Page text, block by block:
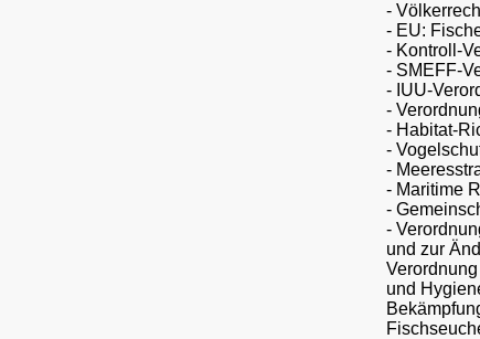
-
- EU:
- Kontroll-
- SMEFF-
- IUU-
-
- Habitat-
-
-
- Maritime
-
-
und zur
Verordnung
und